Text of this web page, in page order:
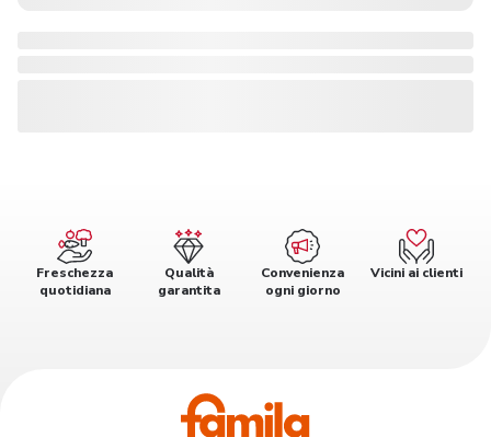
Freschezza
quotidiana
Qualità
garantita
Convenienza
ogni giorno
Vicini ai clienti